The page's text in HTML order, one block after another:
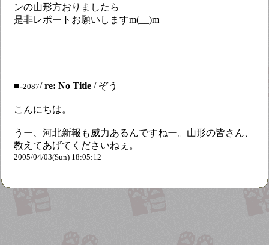
ンの山形方おりましたら
是非レポートお願いしますm(__)m
■-2087/re: No Title / ぞう
こんにちは。
うー、河北新報も威力あるんですねー。山形の皆さん、
教えてあげてくださいねぇ。
2005/04/03(Sun) 18:05:12